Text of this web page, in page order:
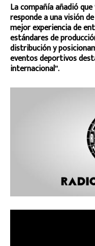
La compañía añadió
responde a una visión
mejor experiencia de
estándares de
distribución y
eventos deportivos
internacional”.